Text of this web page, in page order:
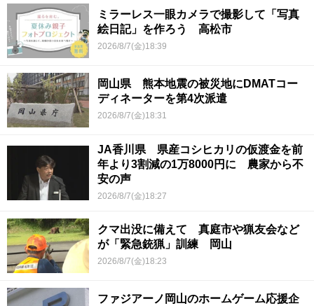
ミラーレス一眼カメラで撮影して「写真
絵日記」を作ろう 高松市
2026/8/7(金)18:39
岡山県 熊本地震の被災地にDMATコー
ディネーターを第4次派遣
2026/8/7(金)18:31
JA香川県 県産コシヒカリの仮渡金を前
年より3割減の1万8000円に 農家から不
安の声
2026/8/7(金)18:27
クマ出没に備えて 真庭市や猟友会など
が「緊急銃猟」訓練 岡山
2026/8/7(金)18:23
ファジアーノ岡山のホームゲーム応援企